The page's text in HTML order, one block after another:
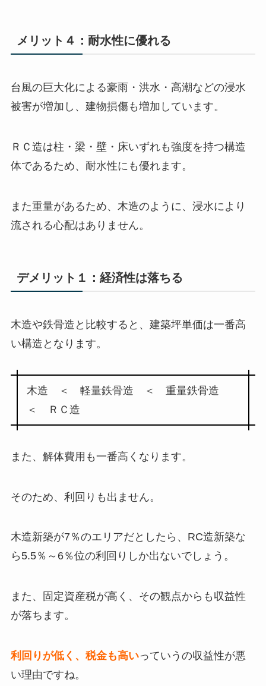
メリット４：耐水性に優れる
台風の巨大化による豪雨・洪水・高潮などの浸水
被害が増加し、建物損傷も増加しています。
ＲＣ造は柱・梁・壁・床いずれも強度を持つ構造
体であるため、耐水性にも優れます。
また重量があるため、木造のように、浸水により
流される心配はありません。
デメリット１：経済性は落ちる
木造や鉄骨造と比較すると、建築坪単価は一番高
い構造となります。
木造 ＜ 軽量鉄骨造 ＜ 重量鉄骨造
＜ ＲＣ造
また、解体費用も一番高くなります。
そのため、利回りも出ません。
木造新築が7％のエリアだとしたら、RC造新築な
ら5.5％～6％位の利回りしか出ないでしょう。
また、固定資産税が高く、その観点からも収益性
が落ちます。
利回りが低く、税金も高いっていうの収益性が悪
い理由ですね。